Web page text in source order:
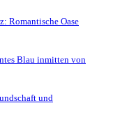
Romantische Oase
Blau inmitten von
und